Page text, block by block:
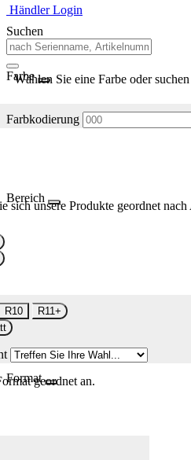
Händler Login
Suchen
Farbe
Wählen Sie eine Farbe oder
Farbkodierung
Bereich
sich unsere Produkte geordnet
R10
R11+
Formatgeordnet an.